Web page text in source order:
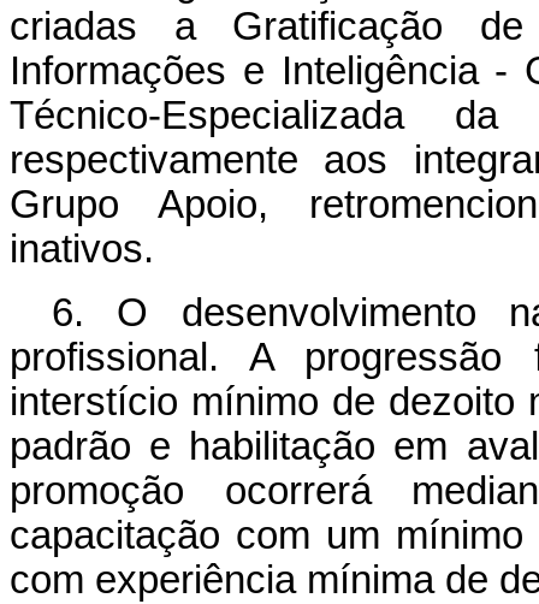
criadas a Gratificação
Informações e Inteligência -
Técnico-Especializada
respectivamente aos
Grupo Apoio,
inativos.
6. O desenvolvimento
profissional. A
interstício mínimo de
padrão e habilitação em
promoção ocorrerá
capacitação com um
com experiência mínima de